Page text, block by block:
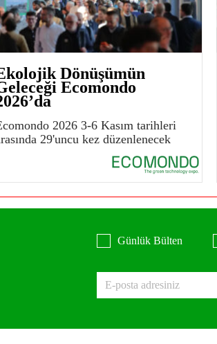
Dönüşümün
Ecomondo
2026 3-6 Kasım tarihleri
29'uncu kez düzenlenecek
Günlük Bülten